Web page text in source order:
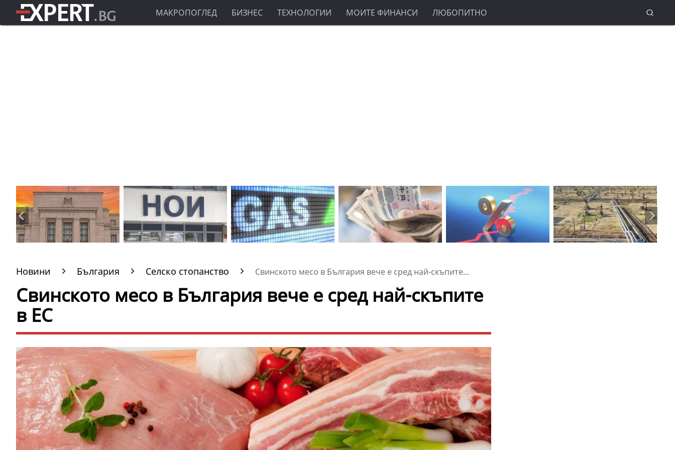
МАКРОПОГЛЕД БИЗНЕС ТЕХНОЛОГИИ МОИТЕ ФИНАНСИ ЛЮБОПИТНО
Новини България Селско стопанство Свинското месо в България вече е сред най-скъпите...
Свинското месо в България вече е сред най-скъпите
в ЕС